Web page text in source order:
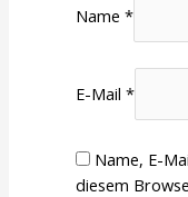
Name*
E-Mail*
Name, E-
diesem